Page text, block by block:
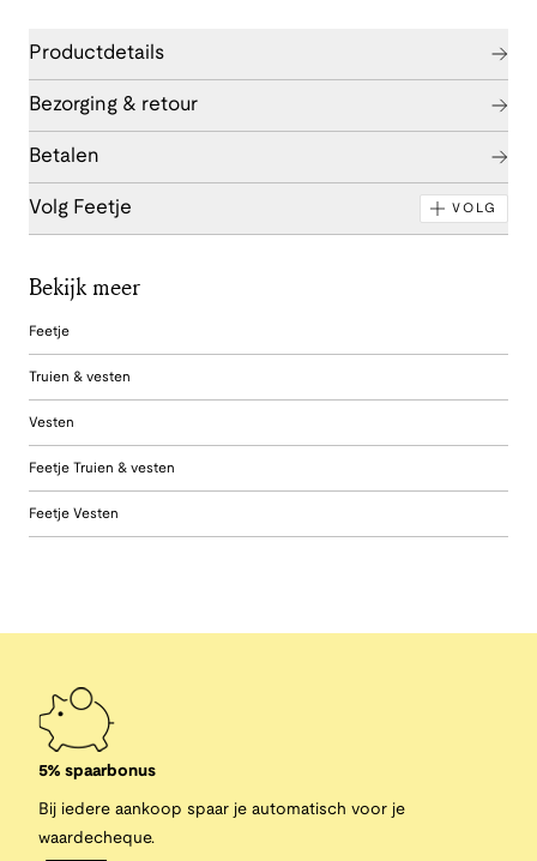
Productdetails
Bezorging & retour
Betalen
Volg Feetje VOLG
Bekijk meer
Feetje
Truien & vesten
Vesten
Feetje Truien & vesten
Feetje Vesten
5% spaarbonus
Bij iedere aankoop spaar je automatisch voor je
waardecheque.